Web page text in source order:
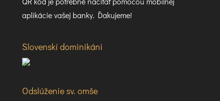
aplikácie vašej banky. Ďakujeme!
Slovenskí dominikáni
Odslúženie sv. omše